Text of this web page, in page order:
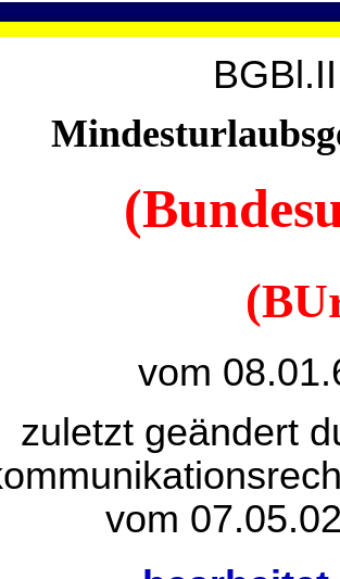
vom
zuletzt geändert
vom